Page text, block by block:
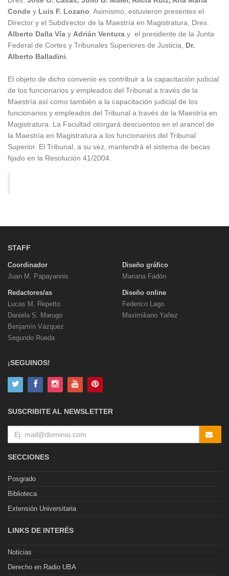
Conde y Luis F. Lozano . Asimismo, estuvieron presentes el
Director y el Subdirector de la Maestría en Magistratura, Dres.
Alberto Dalla Vía y Adrián Ventura y el presidente de la Junta
Federal de Cortes y Tribunales Superiores de Justicia, Dr.
Alberto Balladini
El objeto de dicho convenio es contribuir a la capacitación judicial
de los funcionarios y empleados del Tribunal a través de la
Maestría así como también a la capacitación judicial de los
funcionarios y empleados del Tribunal a través de la Maestría en
Magistratura. La Facultad otorgará descuentos en el arancel de
la Maestría en Magistratura a los funcionarios del Tribunal
Superior. El Tribunal, a su vez, mantendrá el sistema de becas
fijado en la Resolución 41/2004.
STAFF
Coordinador
Juan M. Papayannis
Redactores/as
Lucas M. Repetto
Daniela S. Marugo
Benjamín Vázquez
Segundo Rueda
Diseño gráfico
Mariana Fadón
Diseño online
Federico Lago
Maximiliano Yañez
¡SEGUINOS!
SUSCRIBITE AL NEWSLETTER
SECCIONES
Posgrado
Biblioteca
Extensión Universitaria
LINKS DE INTERÉS
Noticias
Derecho en Radio UBA